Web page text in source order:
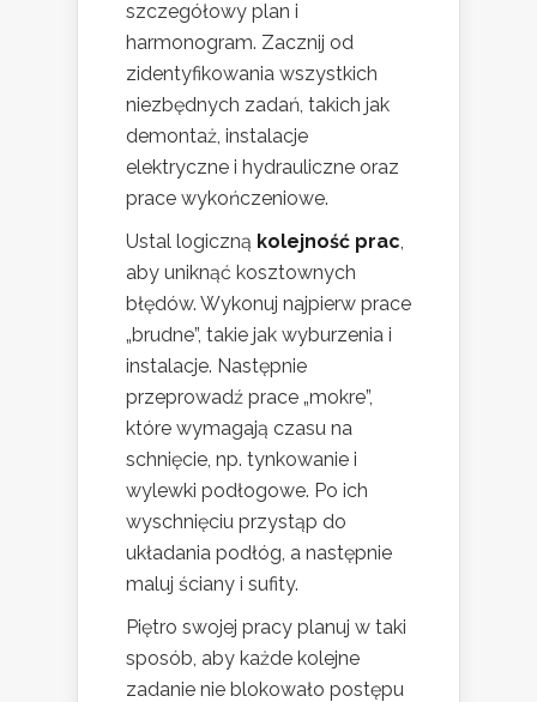
szczegółowy plan i
harmonogram. Zacznij od
zidentyfikowania wszystkich
niezbędnych zadań, takich jak
demontaż, instalacje
elektryczne i hydrauliczne oraz
prace wykończeniowe.
Ustal logiczną kolejność prac,
aby uniknąć kosztownych
błędów. Wykonuj najpierw prace
„brudne”, takie jak wyburzenia i
instalacje. Następnie
przeprowadź prace „mokre”,
które wymagają czasu na
schnięcie, np. tynkowanie i
wylewki podłogowe. Po ich
wyschnięciu przystąp do
układania podłóg, a następnie
maluj ściany i sufity.
Piętro swojej pracy planuj w taki
sposób, aby każde kolejne
zadanie nie blokowało postępu